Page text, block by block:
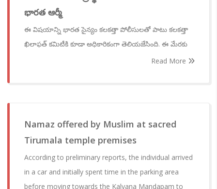
భారత ఆర్మీ
ఈ విషయాన్ని భారత సైన్యం కలకత్తా పోలీసులతో పాటు కలకత్తా
ఖిలాఫత్ కమిటీకి కూడా అధికారికంగా తెలియజేసింది. ఈ మేరకు
Read More
Namaz offered by Muslim at sacred
Tirumala temple premises
According to preliminary reports, the individual arrived
in a car and initially spent time in the parking area
before moving towards the Kalyana Mandapam to